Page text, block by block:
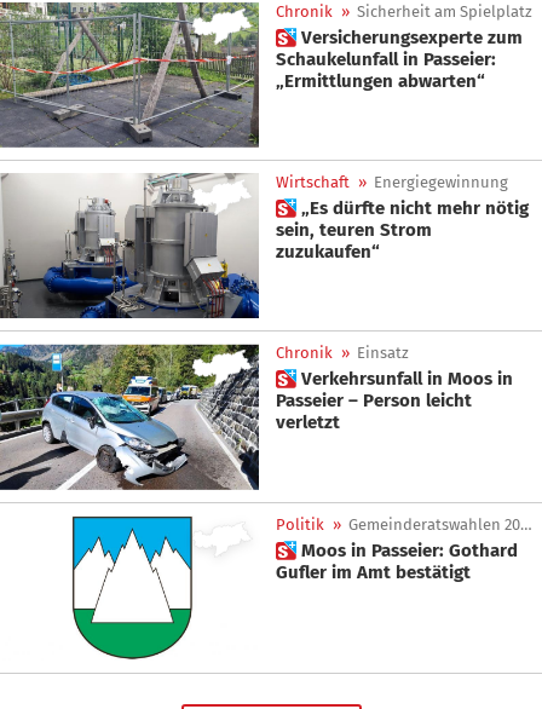
Chronik » Sicherheit am Spielplatz
 Versicherungsexperte zum
Schaukelunfall in Passeier:
„Ermittlungen abwarten“
Wirtschaft » Energiegewinnung
 „Es dürfte nicht mehr nötig
sein, teuren Strom
zuzukaufen“
Chronik » Einsatz
 Verkehrsunfall in Moos in
Passeier – Person leicht
verletzt
Politik » Gemeinderatswahlen 2020
 Moos in Passeier: Gothard
Gufler im Amt bestätigt